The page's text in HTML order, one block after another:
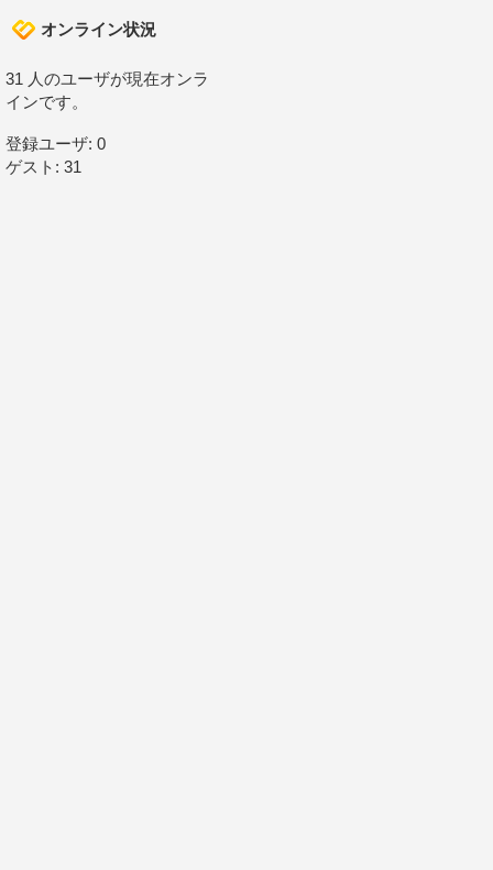
オンライン状況
31 人のユーザが現在オンラ
インです。
登録ユーザ: 0
ゲスト: 31